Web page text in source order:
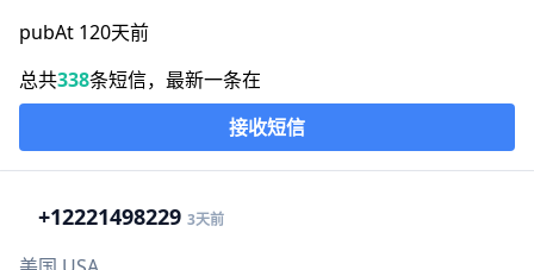
pubAt 120天前
总共338条短信，最新一条在
接收短信
+12221498229 3天前